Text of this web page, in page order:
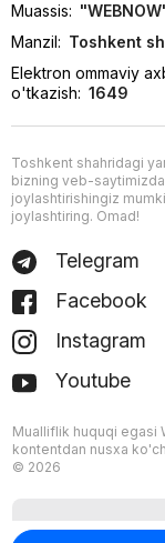
Muassis:
Manzil: Toshkent
Elektron ommaviy
o'tkazish: 1649
Toshkent shahridagi
bizning veb-
joylashtirishingiz
joylashtiring. Omad!
Telegram
Facebook
Instagram
Youtube
Mualliflik huquqi egasi
kontentdan nusxa
© 2026